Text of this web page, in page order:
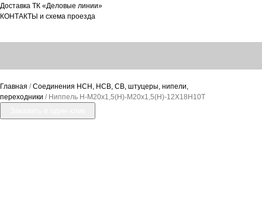
Доставка ТК «Деловые линии»
КОНТАКТЫ и схема проезда
Главная /Соединения НСН, НСВ, СВ, штуцеры, нипели,
переходники / Ниппель Н-М20х1,5(Н)-М20х1,5(Н)-12Х18Н10Т